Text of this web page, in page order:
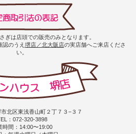
ぎは店頭での販売のみとなります。
のうえ 堺店／北大阪店の実店舗へご来店くださ
い。
北区東浅香山町２丁７３−３７
：072-320-3898
時間：14:00〜19:00